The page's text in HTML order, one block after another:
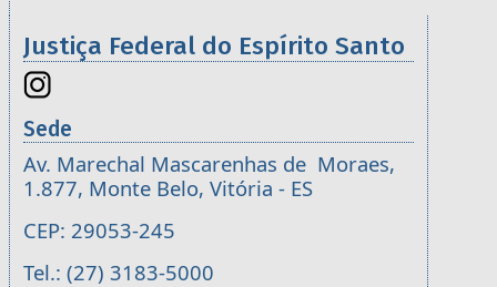
Justiça Federal do Espírito Santo
Sede
Av. Marechal Mascarenhas de Moraes,
1.877, Monte Belo, Vitória - ES
CEP: 29053-245
Tel.: (27) 3183-5000